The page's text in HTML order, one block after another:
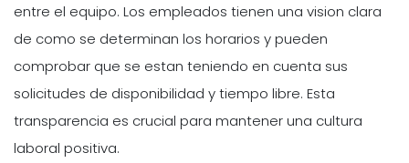
entre el equipo. Los empleados tienen una vision clara
de como se determinan los horarios y pueden
comprobar que se estan teniendo en cuenta sus
solicitudes de disponibilidad y tiempo libre. Esta
transparencia es crucial para mantener una cultura
laboral positiva.